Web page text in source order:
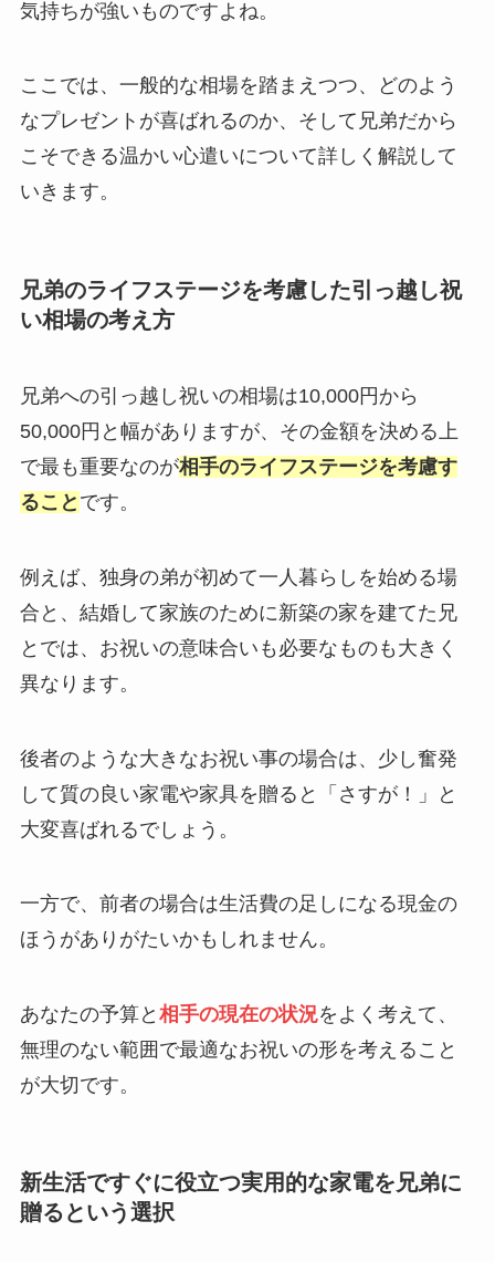
気持ちが強いものですよね。
ここでは、一般的な相場を踏まえつつ、どのよう
なプレゼントが喜ばれるのか、そして兄弟だから
こそできる温かい心遣いについて詳しく解説して
いきます。
兄弟のライフステージを考慮した引っ越し祝
い相場の考え方
兄弟への引っ越し祝いの相場は10,000円から
50,000円と幅がありますが、その金額を決める上
で最も重要なのが相手のライフステージを考慮す
ること です。
例えば、独身の弟が初めて一人暮らしを始める場
合と、結婚して家族のために新築の家を建てた兄
とでは、お祝いの意味合いも必要なものも大きく
異なります。
後者のような大きなお祝い事の場合は、少し奮発
して質の良い家電や家具を贈ると「さすが！」と
大変喜ばれるでしょう。
一方で、前者の場合は生活費の足しになる現金の
ほうがありがたいかもしれません。
あなたの予算と 相手の現在の状況をよく考えて、
無理のない範囲で最適なお祝いの形を考えること
が大切です。
新生活ですぐに役立つ実用的な家電を兄弟に
贈るという選択